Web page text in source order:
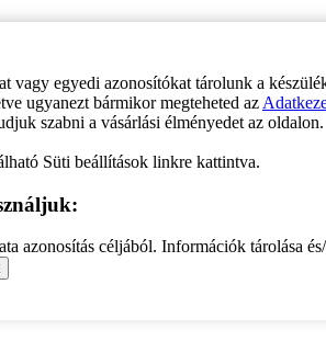
egyedi azonosítókat tárolunk a
ugyanezt bármikor megteheted az
szabni a vásárlási élményedet az oldalon.
Süti beállítások linkre kattintva.
azonosítás céljából. Információk tárolása